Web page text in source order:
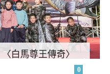
白馬尊王傳奇〉
0